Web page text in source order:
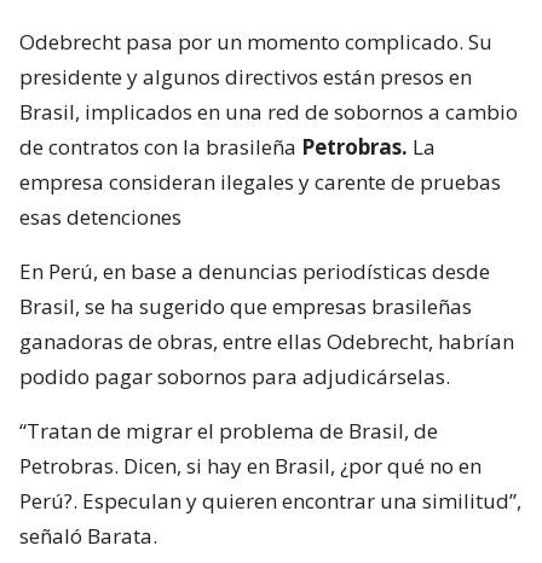
Odebrecht pasa por un momento complicado. Su
presidente y algunos directivos están presos en
Brasil, implicados en una red de sobornos a cambio
de contratos con la brasileña Petrobras. La
empresa consideran ilegales y carente de pruebas
esas detenciones
En Perú, en base a denuncias periodísticas desde
Brasil, se ha sugerido que empresas brasileñas
ganadoras de obras, entre ellas Odebrecht, habrían
podido pagar sobornos para adjudicárselas.
“Tratan de migrar el problema de Brasil, de
Petrobras. Dicen, si hay en Brasil, ¿por qué no en
Perú?. Especulan y quieren encontrar una similitud”,
señaló Barata.